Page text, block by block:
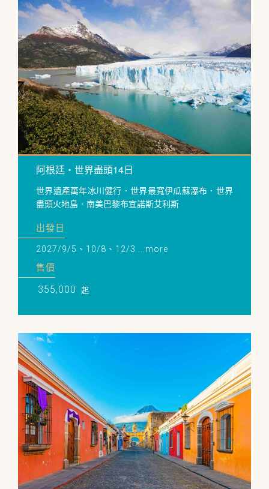
阿根廷・世界盡頭14日
世界遺產萬年冰川健行．世界最寬伊瓜蘇瀑布．世界
盡頭火地島．南美巴黎布宜諾斯艾利斯
出發日
2027/9/5、10/8、12/3 ...more
售價
355,000 起